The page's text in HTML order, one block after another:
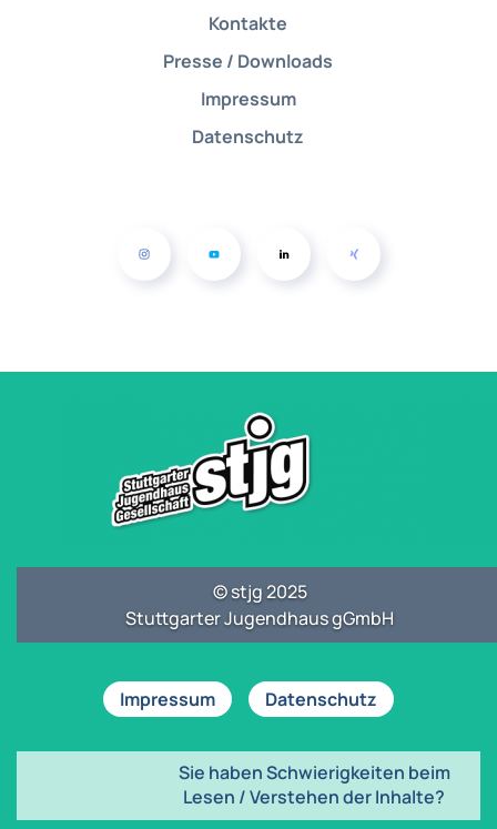
Kontakte
Presse / Downloads
Impressum
Datenschutz
© stjg 2025
Stuttgarter Jugendhaus gGmbH
Impressum Datenschutz
Sie haben Schwierigkeiten beim
Lesen / Verstehen der Inhalte?